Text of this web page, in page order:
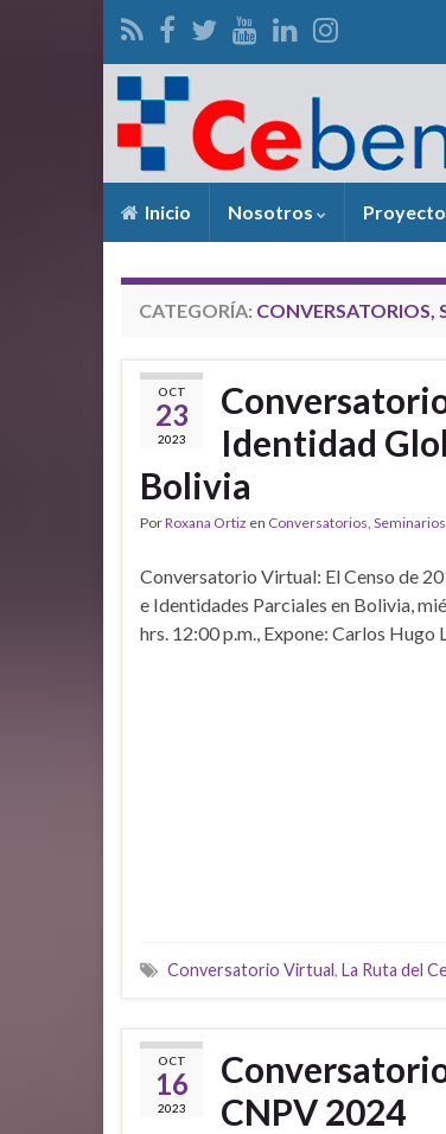
Inicio Nosotros
CATEGORÍA: CONVERSATORIOS,
OCT
23
2023
Identidad
Bolivia
PorRoxana Ortiz en Conversatorios,
Conversatorio Virtual: El Censo de
e Identidades Parciales en Bolivia,
hrs. 12:00 p.m., Expone: Carlos Hugo
Conversatorio Virtual, La Ruta del
OCT
16
2023
CNPV 2024